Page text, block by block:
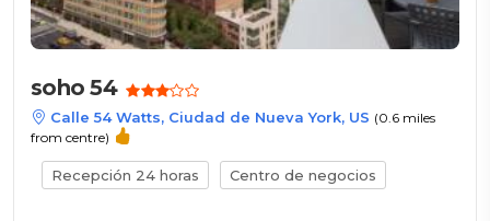
soho 54
Calle 54 Watts, Ciudad de Nueva York, US (0.6 miles
from centre)
Recepción 24 horas Centro de negocios